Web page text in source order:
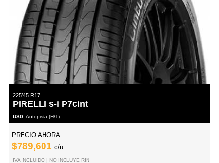
225/45 R17
PIRELLI s-i P7cint
USO:Autopista (H/T)
PRECIO AHORA
$789,601 c/u
IVA INCLUIDO | NO INCLUYE RIN